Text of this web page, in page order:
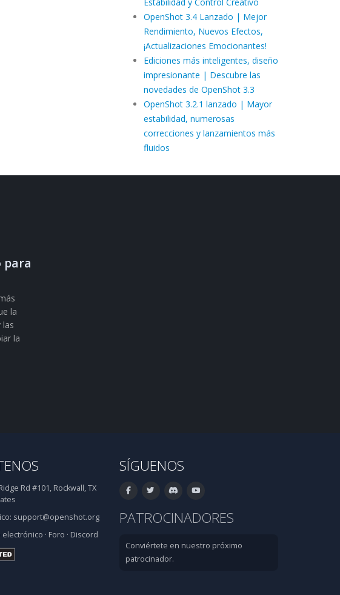
OpenShot 3.4 Lanzado | Mejor
Rendimiento, Nuevos Efectos,
¡Actualizaciones Emocionantes!
Ediciones más inteligentes, diseño
impresionante | Descubre las
novedades de OpenShot 3.3
OpenShot 3.2.1 lanzado | Mayor
estabilidad, numerosas
correcciones y lanzamientos más
fluidos
para
la
las
la
Rd #101, Rockwall, TX
support@openshot.org
electrónico · Foro · Discord
SÍGUENOS
PATROCINADORES
Conviértete en nuestro próximo
patrocinador.